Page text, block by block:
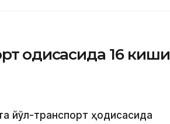
ҳодисасида 16 киши
йўл-транспорт ҳодисасида